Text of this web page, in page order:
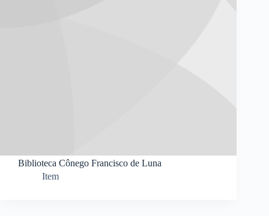
Biblioteca Cônego Francisco de Luna
Item